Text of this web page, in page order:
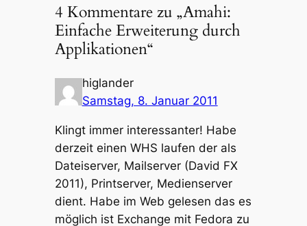
4 Kommentare zu „Amahi:
Einfache Erweiterung durch
Applikationen“
higlander
Samstag, 8. Januar 2011
Klingt immer interessanter! Habe
derzeit einen WHS laufen der als
Dateiserver, Mailserver (David FX
2011), Printserver, Medienserver
dient. Habe im Web gelesen das es
möglich ist Exchange mit Fedora zu